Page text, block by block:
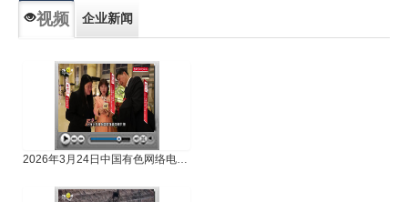
视频 企业新闻
2026年3月24日中国有色网络电视新闻